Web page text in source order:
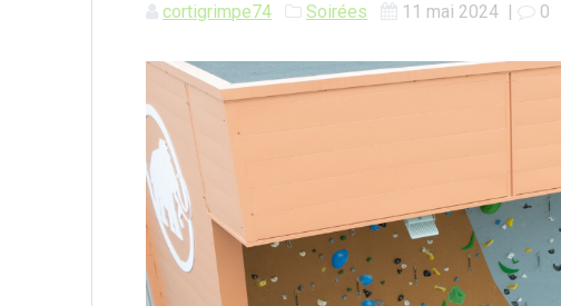
cortigrimpe74 Soirées 11 mai 2024 | 0